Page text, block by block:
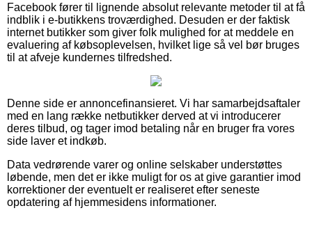
Facebook fører til lignende absolut relevante metoder til at få
indblik i e-butikkens troværdighed. Desuden er der faktisk
internet butikker som giver folk mulighed for at meddele en
evaluering af købsoplevelsen, hvilket lige så vel bør bruges
til at afveje kundernes tilfredshed.
Denne side er annoncefinansieret. Vi har samarbejdsaftaler
med en lang række netbutikker derved at vi introducerer
deres tilbud, og tager imod betaling når en bruger fra vores
side laver et indkøb.
Data vedrørende varer og online selskaber understøttes
løbende, men det er ikke muligt for os at give garantier imod
korrektioner der eventuelt er realiseret efter seneste
opdatering af hjemmesidens informationer.